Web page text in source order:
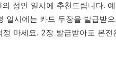
성인 일시에 추천드립니다.
시에는 카드 두장을 발급받
마세요. 2장 발급받아도 본